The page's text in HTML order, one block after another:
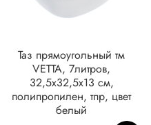
Таз прямоугольный тм
VETTA, 7литров,
32,5х32,5х13 см,
полипропилен, тпр, цвет
белый